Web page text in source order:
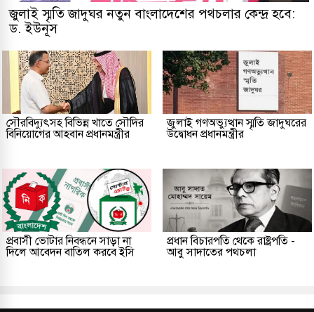
জুলাই স্মৃতি জাদুঘর নতুন বাংলাদেশের পথচলার কেন্দ্র হবে:
ড. ইউনূস
সৌরবিদ্যুৎসহ বিভিন্ন খাতে সৌদির
বিনিয়োগের আহবান প্রধানমন্ত্রীর
জুলাই গণঅভ্যুত্থান স্মৃতি জাদুঘরের
উদ্বোধন প্রধানমন্ত্রীর
প্রবাসী ভোটার নিবন্ধনে সাড়া না
দিলে আবেদন বাতিল করবে ইসি
প্রধান বিচারপতি থেকে রাষ্ট্রপতি -
আবু সাদাতের পথচলা